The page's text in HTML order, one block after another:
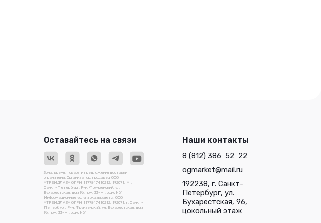
Оставайтесь на связи
Зона, время, товары и предложения доставки
ограничены. Организатор, продавец ООО
«ТРЕЙДЛАБ» ОГРН 1177847410212, 192071, Мг.
Санкт-Петербург, Р-н. Фрунзенский, ул.
Бухарестская, дом 96, пом. 33-Н , офис №1
Информационные услуги оказываются ООО
«ТРЕЙДЛАБ» ОГРН 1177847410212, 192071, г. Санкт-
Петербург, Р-н. Фрунзенский, ул. Бухарестская, дом
96, пом. 33-Н , офис №1
Наши контакты
8 (812) 386‒52‒22
ogmarket@mail.ru
192238, г. Санкт-
Петербург, ул.
Бухарестская, 96,
цокольный этаж